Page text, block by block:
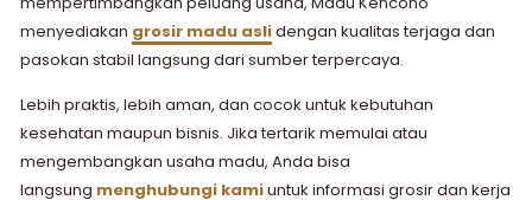
menyediakan grosir madu aslidengan kualitas terjaga dan
pasokan stabil langsung dari sumber terpercaya.
Lebih praktis, lebih aman, dan cocok untuk kebutuhan
kesehatan maupun bisnis. Jika tertarik memulai atau
mengembangkan usaha madu, Anda bisa
langsung menghubungi kamiuntuk informasi grosir dan kerja